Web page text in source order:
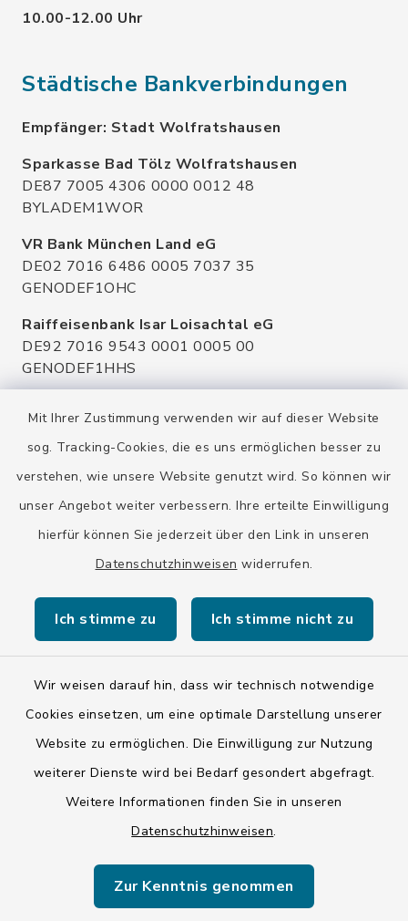
Mit Ihrer Zustimmung verwenden wir auf dieser Website
sog. Tracking-Cookies, die es uns ermöglichen besser zu
verstehen, wie unsere Website genutzt wird. So können wir
unser Angebot weiter verbessern. Ihre erteilte Einwilligung
hierfür können Sie jederzeit über den Link in unseren
Datenschutzhinweisen widerrufen.
Ich stimme zu Ich stimme nicht zu
Wir weisen darauf hin, dass wir technisch notwendige
Cookies einsetzen, um eine optimale Darstellung unserer
Website zu ermöglichen. Die Einwilligung zur Nutzung
weiterer Dienste wird bei Bedarf gesondert abgefragt.
Weitere Informationen finden Sie in unseren
Datenschutzhinweisen.
Zur Kenntnis genommen
10.00-12.00 Uhr
Städtische Bankverbindungen
Empfänger: Stadt Wolfratshausen
Sparkasse Bad Tölz Wolfratshausen
DE87 7005 4306 0000 0012 48
BYLADEM1WOR
VR Bank München Land eG
DE02 7016 6486 0005 7037 35
GENODEF1OHC
Raiffeisenbank Isar Loisachtal eG
DE92 7016 9543 0001 0005 00
GENODEF1HHS
DE20 7002 0270 3630 1010 09
HYVEDEMMXXX
Kontakt
Barrierefreiheit
Datenschutz
Impressum
Sitemap
Cookie-Einstellungen